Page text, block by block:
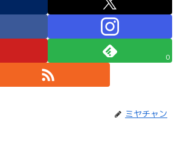
0
ミヤチャン